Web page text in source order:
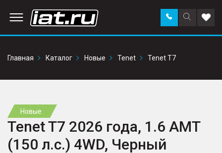
Поиск
по
Заказать
звонок в
Главная
Каталог Новые Tenet Tenet T7
Новые
Tenet T7 2026 года, 1.6 AMT
(150 л.с.) 4WD, Черный